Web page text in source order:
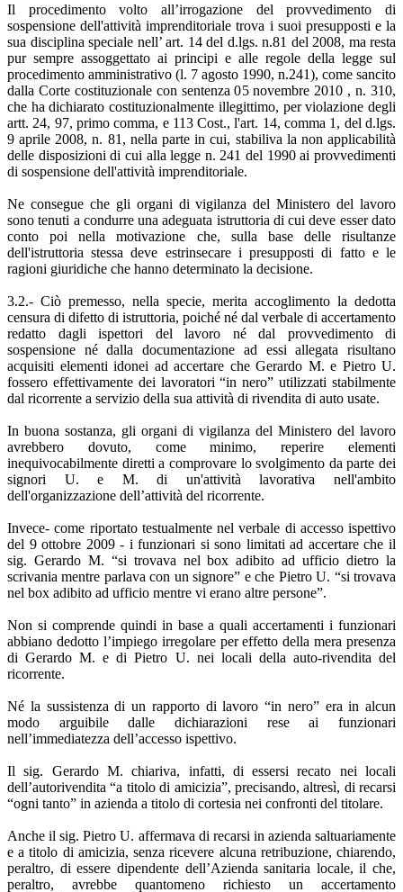
Il procedimento volto all’irrogazione del provvedimento di
sospensione dell'attività imprenditoriale trova i suoi presupposti e la
sua disciplina speciale nell’ art. 14 del d.lgs. n.81 del 2008, ma resta
pur sempre assoggettato ai principi e alle regole della legge sul
procedimento amministrativo (l. 7 agosto 1990, n.241), come sancito
dalla Corte costituzionale con sentenza 05 novembre 2010 , n. 310,
che ha dichiarato costituzionalmente illegittimo, per violazione degli
artt. 24, 97, primo comma, e 113 Cost., l'art. 14, comma 1, del d.lgs.
9 aprile 2008, n. 81, nella parte in cui, stabiliva la non applicabilità
delle disposizioni di cui alla legge n. 241 del 1990 ai provvedimenti
di sospensione dell'attività imprenditoriale.
Ne consegue che gli organi di vigilanza del Ministero del lavoro
sono tenuti a condurre una adeguata istruttoria di cui deve esser dato
conto poi nella motivazione che, sulla base delle risultanze
dell'istruttoria stessa deve estrinsecare i presupposti di fatto e le
ragioni giuridiche che hanno determinato la decisione.
3.2.- Ciò premesso, nella specie, merita accoglimento la dedotta
censura di difetto di istruttoria, poiché né dal verbale di accertamento
redatto dagli ispettori del lavoro né dal provvedimento di
sospensione né dalla documentazione ad essi allegata risultano
acquisiti elementi idonei ad accertare che Gerardo M. e Pietro U.
fossero effettivamente dei lavoratori “in nero” utilizzati stabilmente
dal ricorrente a servizio della sua attività di rivendita di auto usate.
In buona sostanza, gli organi di vigilanza del Ministero del lavoro
avrebbero dovuto, come minimo, reperire elementi
inequivocabilmente diretti a comprovare lo svolgimento da parte dei
signori U. e M. di un'attività lavorativa nell'ambito
dell'organizzazione dell’attività del ricorrente.
Invece- come riportato testualmente nel verbale di accesso ispettivo
del 9 ottobre 2009 - i funzionari si sono limitati ad accertare che il
sig. Gerardo M. “si trovava nel box adibito ad ufficio dietro la
scrivania mentre parlava con un signore” e che Pietro U. “si trovava
nel box adibito ad ufficio mentre vi erano altre persone”.
Non si comprende quindi in base a quali accertamenti i funzionari
abbiano dedotto l’impiego irregolare per effetto della mera presenza
di Gerardo M. e di Pietro U. nei locali della auto-rivendita del
ricorrente.
Né la sussistenza di un rapporto di lavoro “in nero” era in alcun
modo arguibile dalle dichiarazioni rese ai funzionari
nell’immediatezza dell’accesso ispettivo.
Il sig. Gerardo M. chiariva, infatti, di essersi recato nei locali
dell’autorivendita “a titolo di amicizia”, precisando, altresì, di recarsi
“ogni tanto” in azienda a titolo di cortesia nei confronti del titolare.
Anche il sig. Pietro U. affermava di recarsi in azienda saltuariamente
e a titolo di amicizia, senza ricevere alcuna retribuzione, chiarendo,
peraltro, di essere dipendente dell’Azienda sanitaria locale, il che,
peraltro, avrebbe quantomeno richiesto un accertamento